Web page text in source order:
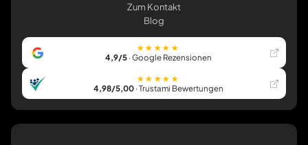
Zum Kontakt
Blog
★★★★★
4,9/5· Google Rezensionen
★★★★★
4,98/5,00· Trustami Bewertungen